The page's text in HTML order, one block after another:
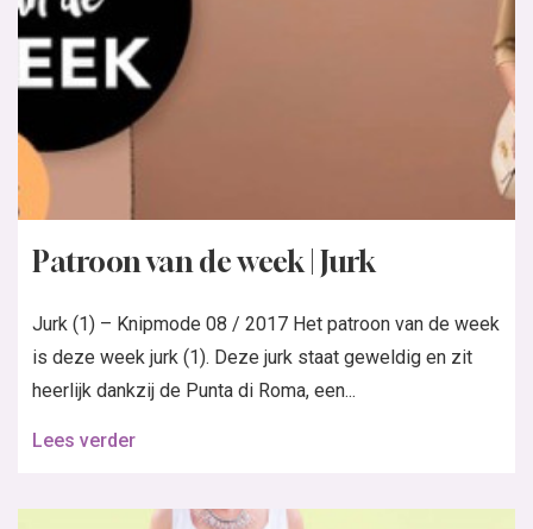
Patroon van de week | Jurk
Jurk (1) – Knipmode 08 / 2017 Het patroon van de week
is deze week jurk (1). Deze jurk staat geweldig en zit
heerlijk dankzij de Punta di Roma, een...
Lees verder